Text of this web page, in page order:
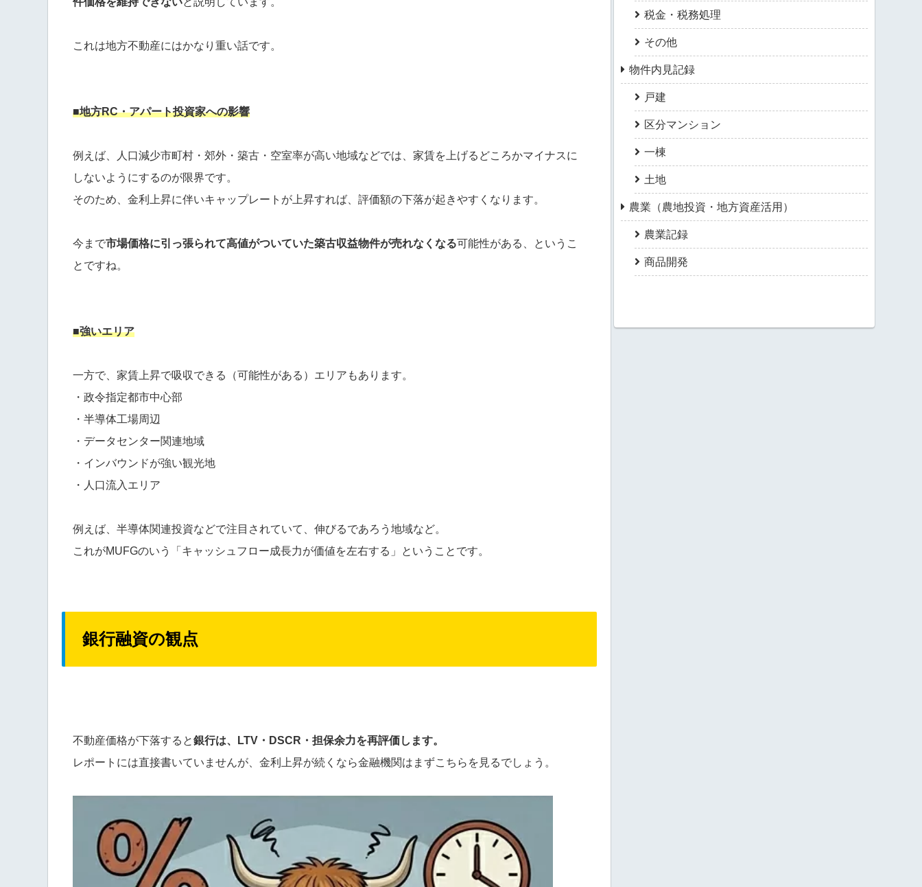
これは地方不動産にはかなり重い話です。
■地方RC・アパート投資家への影響
例えば、人口減少市町村・郊外・築古・空室率が高い地域などでは、家賃を上げるどころかマイナスに
しないようにするのが限界です。
そのため、金利上昇に伴いキャップレートが上昇すれば、評価額の下落が起きやすくなります。
今まで市場価格に引っ張られて高値がついていた築古収益物件が売れなくなる可能性がある、というこ
とですね。
■強いエリア
一方で、家賃上昇で吸収できる（可能性がある）エリアもあります。
・政令指定都市中心部
・半導体工場周辺
・データセンター関連地域
・インバウンドが強い観光地
・人口流入エリア
例えば、半導体関連投資などで注目されていて、伸びるであろう地域など。
これがMUFGのいう「キャッシュフロー成長力が価値を左右する」ということです。
銀行融資の観点
不動産価格が下落すると銀行は、LTV・DSCR・担保余力を再評価します。
レポートには直接書いていませんが、金利上昇が続くなら金融機関はまずこちらを見るでしょう。
税金・税務処理
その他
物件内見記録
戸建
区分マンション
一棟
土地
農業（農地投資・地方資産活用）
農業記録
商品開発